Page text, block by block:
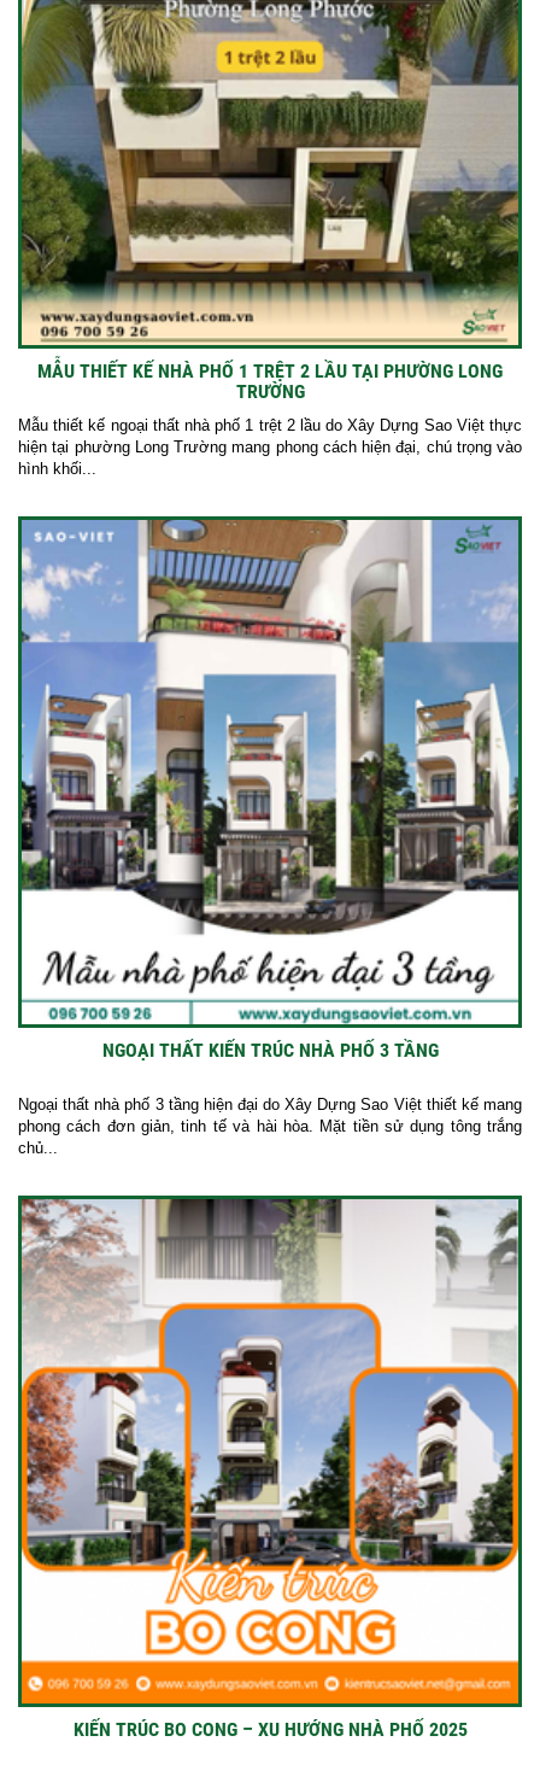
MẪU THIẾT KẾ NHÀ PHỐ 1 TRỆT 2 LẦU TẠI PHƯỜNG LONG
TRƯỜNG
Mẫu thiết kế ngoại thất nhà phố 1 trệt 2 lầu do Xây Dựng Sao Việt thực
hiện tại phường Long Trường mang phong cách hiện đại, chú trọng vào
hình khối...
NGOẠI THẤT KIẾN TRÚC NHÀ PHỐ 3 TẦNG
Ngoại thất nhà phố 3 tầng hiện đại do Xây Dựng Sao Việt thiết kế mang
phong cách đơn giản, tinh tế và hài hòa. Mặt tiền sử dụng tông trắng
chủ...
KIẾN TRÚC BO CONG – XU HƯỚNG NHÀ PHỐ 2025